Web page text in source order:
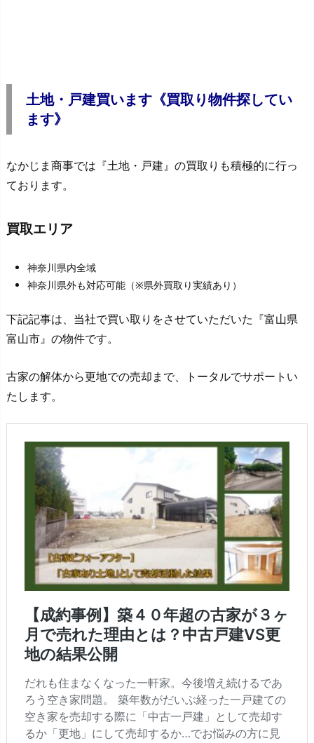
土地・戸建買います《買取り物件探してい
ます》
なかじま商事では『土地・戸建』の買取りも積極的に行っ
ております。
買取エリア
神奈川県内全域
神奈川県外も対応可能（※県外買取り実績あり）
下記記事は、当社で買い取りをさせていただいた『富山県
富山市』の物件です。
古家の解体から更地での売却まで、トータルでサポートい
たします。